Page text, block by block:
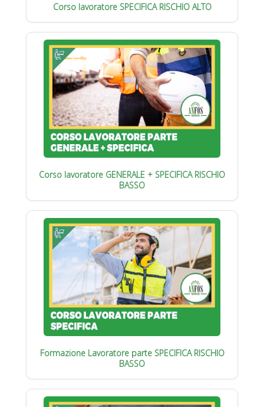
Corso lavoratore SPECIFICA RISCHIO ALTO
Corso lavoratore GENERALE + SPECIFICA RISCHIO
BASSO
Formazione Lavoratore parte SPECIFICA RISCHIO
BASSO